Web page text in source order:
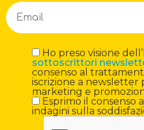
Ho preso visione dell’
sottoscrittori
consenso al
iscrizione a newsletter
marketing e
Esprimo il consenso
indagini sulla